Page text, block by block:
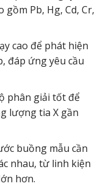
gồm Pb, Hg, Cd, Cr,
cao để phát hiện
đáp ứng yêu cầu
phân giải tốt để
lượng tia X gần
buồng mẫu cần
nhau, từ linh kiện
hơn.